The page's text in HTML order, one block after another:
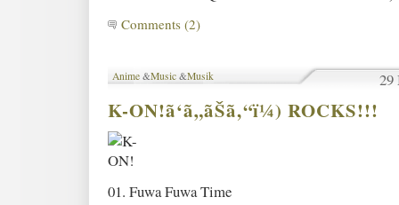
Comments (2)
Anime &Music &Musik 29
K-ON!ã‘ã„ãŠã‚“ï¼) ROCKS!!!
детско
обзавеждане
01. Fuwa Fuwa Time